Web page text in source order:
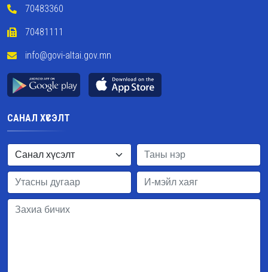
70483360
70481111
info@govi-altai.gov.mn
САНАЛ ХҮСЭЛТ